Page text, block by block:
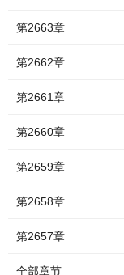
第2663章
第2662章
第2661章
第2660章
第2659章
第2658章
第2657章
全部章节